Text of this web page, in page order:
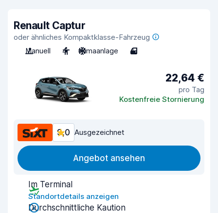
Renault Captur
oder ähnliches Kompaktklasse-Fahrzeug
Manuell
4 Klimaanlage 4
22,64 €
pro Tag
Kostenfreie Stornierung
9,0 Ausgezeichnet
Angebot ansehen
Im Terminal
Standortdetails anzeigen
Durchschnittliche Kaution